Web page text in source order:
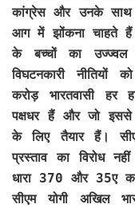
कांग्रेस और उनके
आग में झोंकना चाहते
के बच्चों का उज्ज्वल
विघटनकारी
करोड़ भारतवासी
पक्षधर हैं और जो इससे
के लिए तैयार हैं।
प्रस्ताव का विरोध
धारा 370 और 35ए
सीएम योगी अखिल